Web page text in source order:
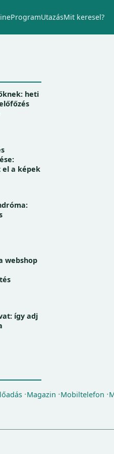
ProgramUtazásMit keresel?
heti
el a képek
webshop
így adj
Magazin Mobiltelefon